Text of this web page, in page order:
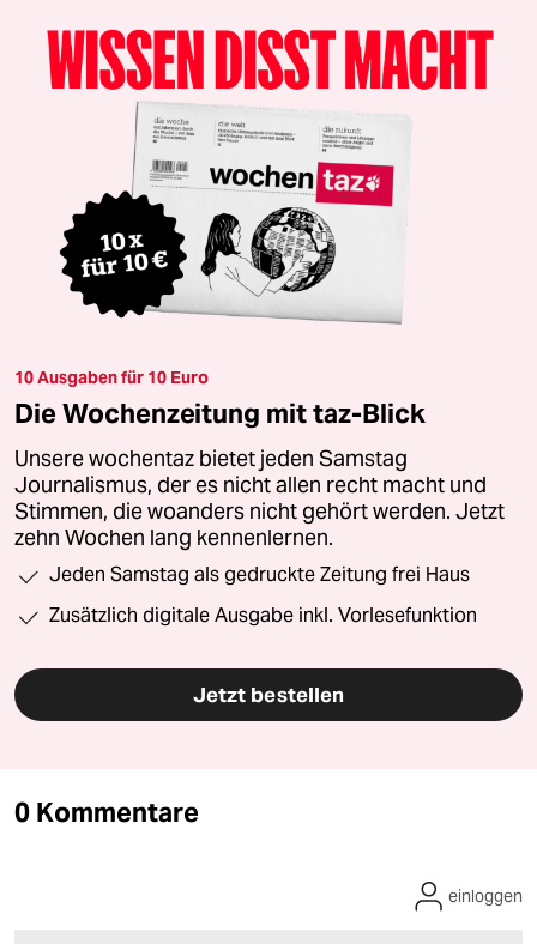
10 Ausgaben für 10 Euro
Die Wochenzeitung mit taz-Blick
Unsere wochentaz bietet jeden Samstag
Journalismus, der es nicht allen recht macht und
Stimmen, die woanders nicht gehört werden. Jetzt
zehn Wochen lang kennenlernen.
Jeden Samstag als gedruckte Zeitung frei Haus
Zusätzlich digitale Ausgabe inkl. Vorlesefunktion
Jetzt bestellen
0 Kommentare
einloggen